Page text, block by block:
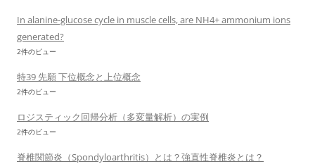
In alanine-glucose cycle in muscle cells, are NH4+ ammonium ions
generated?
2件のビュー
特39 先願 下位概念と上位概念
2件のビュー
ロジスティック回帰分析（多変量解析）の実例
2件のビュー
脊椎関節炎（Spondyloarthritis）とは？強直性脊椎炎とは？